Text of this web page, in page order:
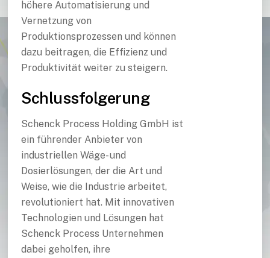
höhere Automatisierung und
Vernetzung von
Produktionsprozessen und können
dazu beitragen, die Effizienz und
Produktivität weiter zu steigern.
Schlussfolgerung
Schenck Process Holding GmbH ist
ein führender Anbieter von
industriellen Wäge- und
Dosierlösungen, der die Art und
Weise, wie die Industrie arbeitet,
revolutioniert hat. Mit innovativen
Technologien und Lösungen hat
Schenck Process Unternehmen
dabei geholfen, ihre